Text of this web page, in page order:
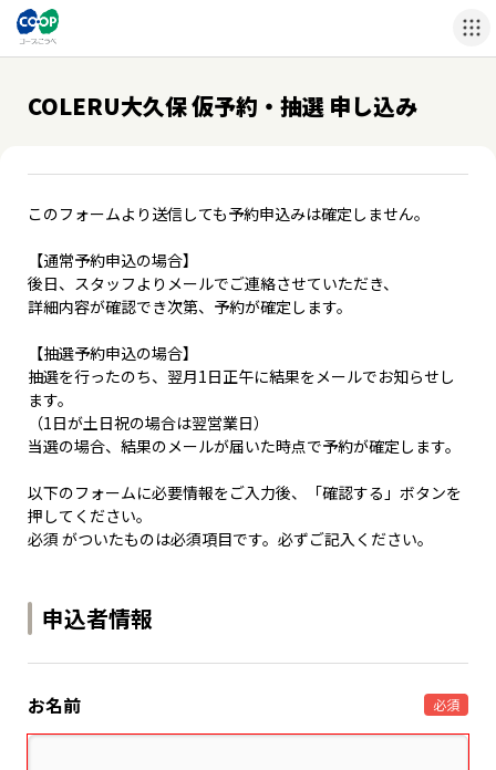
COLERU大久保 仮予約・抽選 申し込み
このフォームより送信しても予約申込みは確定しません。
【通常予約申込の場合】
後日、スタッフよりメールでご連絡させていただき、
詳細内容が確認でき次第、予約が確定します。
【抽選予約申込の場合】
抽選を行ったのち、翌月1日正午に結果をメールでお知らせし
ます。
（1日が土日祝の場合は翌営業日）
当選の場合、結果のメールが届いた時点で予約が確定します。
以下のフォームに必要情報をご入力後、「確認する」ボタンを
押してください。
必須 がついたものは必須項目です。必ずご記入ください。
申込者情報
お名前 必須